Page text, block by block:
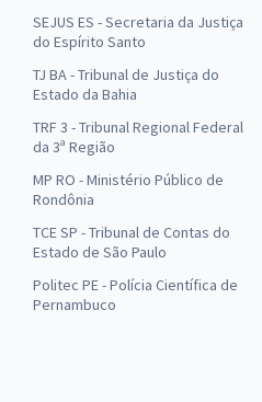
SEJUS ES - Secretaria da Justiça
do Espírito Santo
TJ BA - Tribunal de Justiça do
Estado da Bahia
TRF 3 - Tribunal Regional Federal
da 3ª Região
MP RO - Ministério Público de
Rondônia
TCE SP - Tribunal de Contas do
Estado de São Paulo
Politec PE - Polícia Científica de
Pernambuco